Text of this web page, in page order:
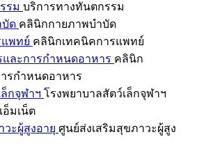
รม บริการทางทันตกรรม
บัด คลินิกกายภาพบำบัด
พทย์ คลินิกเทคนิคการแพทย์
ละการกำหนดอาหาร คลินิก
รกำหนดอาหาร
กจุฬาฯ โรงพยาบาลสัตว์เล็กจุฬาฯ
อ็มเน็ต
วะผู้สูงอายุ ศูนย์ส่งเสริมสุขภาวะผู้สูง